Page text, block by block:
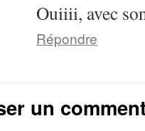
Ouiiii, avec
Répondre
un